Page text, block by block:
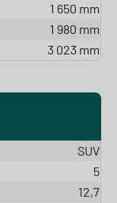
1 650 mm
1 980 mm
3 023 mm
SUV
5
12,7